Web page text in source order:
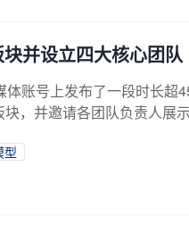
并设立四大核心团队
体账号上发布了一段时长超
，并邀请各团队负责人展
型